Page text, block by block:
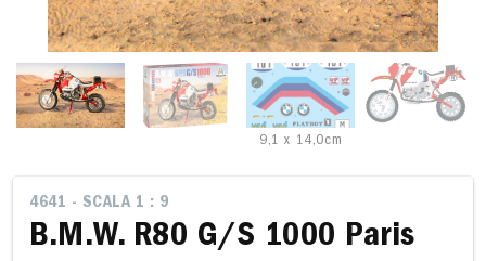
9,1 x 14,0cm
4641 - SCALA 1 : 9
B.M.W. R80 G/S 1000 Paris